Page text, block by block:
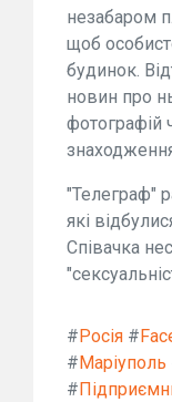
незабаром
щоб
будинок.
новин про
фотографій
"Телеграф"
які
Співачка
# Росія #
# Маріуполь
#